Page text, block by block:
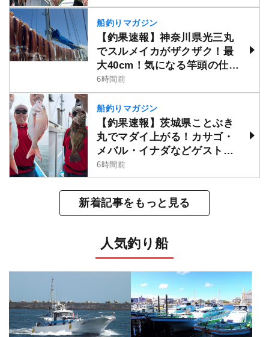
船釣りマガジン
【釣果速報】神奈川県光三丸
でスルメイカがザクザク！最
大40cm！気になる竿頭の仕掛
けは？
6時間前
船釣りマガジン
【釣果速報】茨城県ことぶき
丸でマダイ上がる！カサゴ・
メバル・イナダなどゲストも
多種多様！充実の釣行をお約
束します！
6時間前
新着記事をもっと見る
人気釣り船